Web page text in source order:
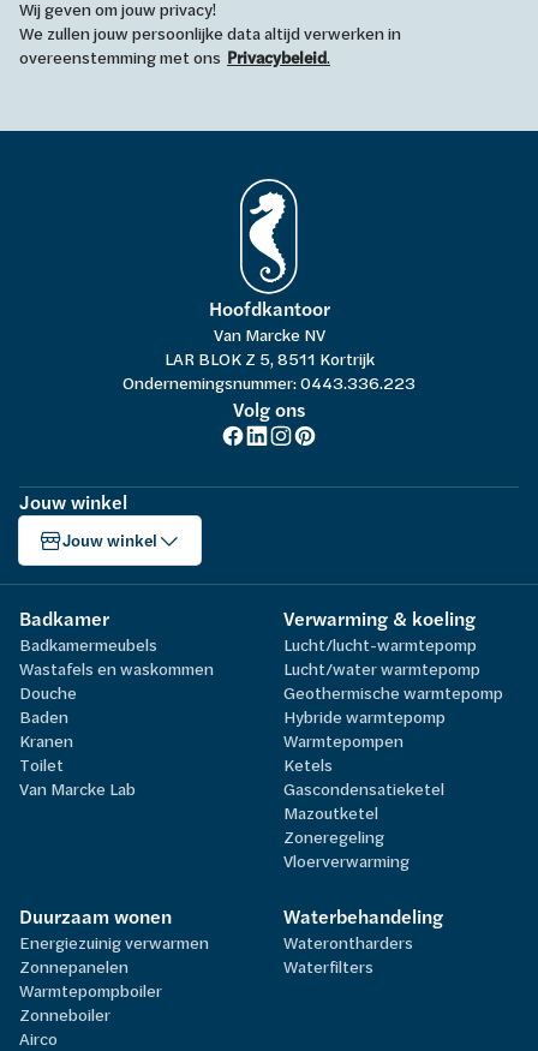
Wij geven om jouw privacy!
We zullen jouw persoonlijke data altijd verwerken in
overeenstemming met ons Privacybeleid.
Hoofdkantoor
Van Marcke NV
LAR BLOK Z 5, 8511 Kortrijk
Ondernemingsnummer: 0443.336.223
Volg ons
Jouw winkel
Jouw winkel
Badkamer
Badkamermeubels
Wastafels en waskommen
Douche
Baden
Kranen
Toilet
Van Marcke Lab
Verwarming & koeling
Lucht/lucht-warmtepomp
Lucht/water warmtepomp
Geothermische warmtepomp
Hybride warmtepomp
Warmtepompen
Ketels
Gascondensatieketel
Mazoutketel
Zoneregeling
Vloerverwarming
Duurzaam wonen
Energiezuinig verwarmen
Zonnepanelen
Warmtepompboiler
Zonneboiler
Airco
Waterbehandeling
Waterontharders
Waterfilters